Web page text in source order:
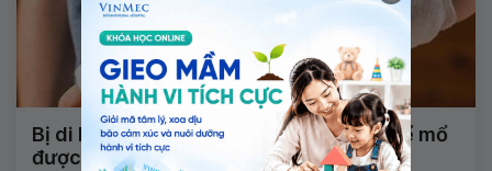
Bị di lệch xương sau bó lá cố định có thể mổ
được không?